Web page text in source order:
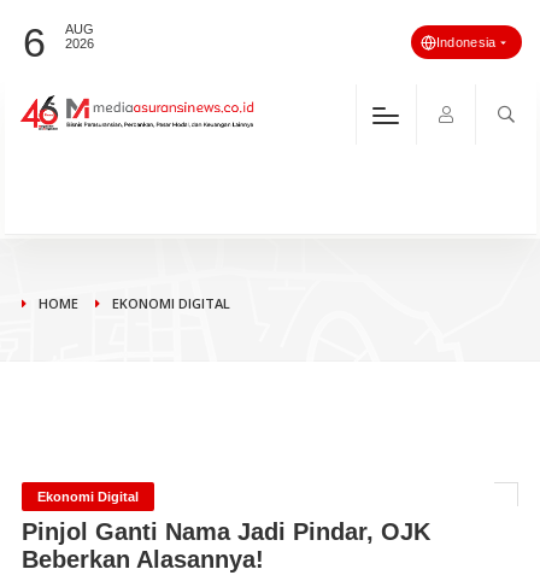
6
AUG
2026
Indonesia
HOME EKONOMI DIGITAL
Ekonomi Digital
Pinjol Ganti Nama Jadi Pindar, OJK
Beberkan Alasannya!